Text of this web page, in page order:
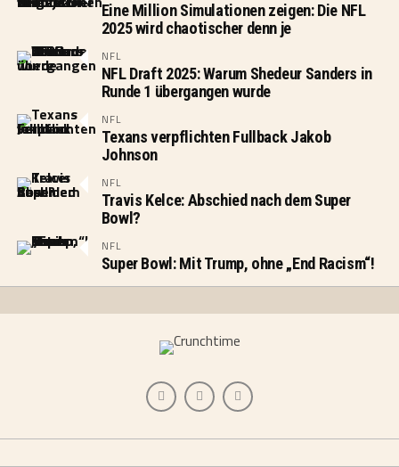
Eine Million Simulationen zeigen: Die NFL
2025 wird chaotischer denn je
NFL
NFL Draft 2025: Warum Shedeur Sanders in
Runde 1 übergangen wurde
NFL
Texans verpflichten Fullback Jakob
Johnson
NFL
Travis Kelce: Abschied nach dem Super
Bowl?
NFL
Super Bowl: Mit Trump, ohne „End Racism“!